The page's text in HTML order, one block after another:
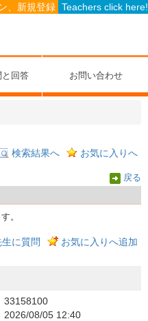
、新規登録 Teachers click here!
と回答 お問い合わせ
検索結果へ お気に入りへ
戻る
。
生に質問 お気に入りへ追加
33158100
2026/08/05 12:40